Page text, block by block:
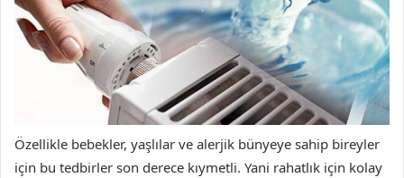
Özellikle bebekler, yaşlılar ve alerjik bünyeye sahip bireyler
için bu tedbirler son derece kıymetli. Yani rahatlık için kolay